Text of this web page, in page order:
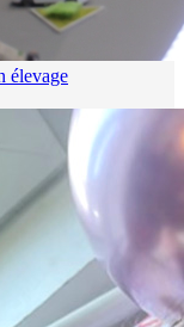
élevage